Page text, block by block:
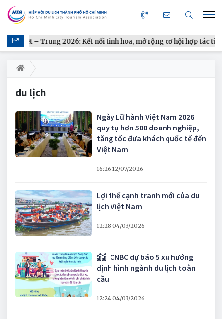
Việt – Trung 2026: Kết nối tinh hoa, mở rộng cơ hội hợp tác từ
du lịch
Ngày Lữ hành Việt Nam 2026
quy tụ hơn 500 doanh nghiệp,
tăng tốc đưa khách quốc tế đến
Việt Nam
16:26 12/07/2026
Lợi thế cạnh tranh mới của du
lịch Việt Nam
12:28 04/03/2026
CNBC dự báo 5 xu hướng
định hình ngành du lịch toàn
cầu
12:24 04/03/2026